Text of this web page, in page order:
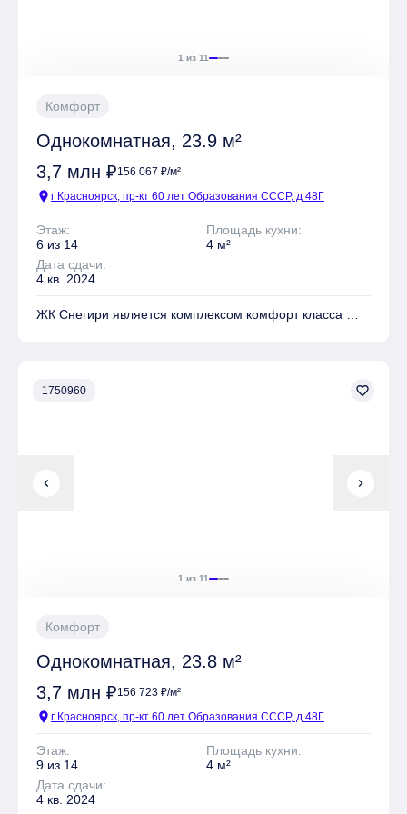
1 из 11
Комфорт
Однокомнатная, 23.9 м²
3,7 млн ₽156 067 ₽/м²
location_on г Красноярск, пр-кт 60 лет Образования СССР, д 48Г
Этаж:
6 из 14
Площадь кухни:
4 м²
Дата сдачи:
4 кв. 2024
ЖК Снегири является комплексом комфорт класса
Коммерческие объекты
chevron_left chevron_right
1 из 11
1750960 favorite_border
Комфорт
Однокомнатная, 23.8 м²
3,7 млн ₽156 723 ₽/м²
location_on г Красноярск, пр-кт 60 лет Образования СССР, д 48Г
Этаж:
9 из 14
Площадь кухни:
4 м²
Дата сдачи:
4 кв. 2024